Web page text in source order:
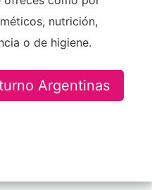
nutrición,
o de higiene.
Argentinas